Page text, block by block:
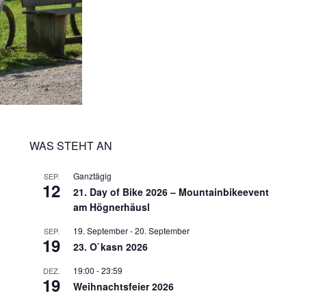
WAS STEHT AN
SEP.
12
Ganztägig
21. Day of Bike 2026 – Mountainbikeevent
am Högnerhäusl
SEP.
19
19. September-20. September
23. O`kasn 2026
DEZ.
19
19:00 -23:59
Weihnachtsfeier 2026